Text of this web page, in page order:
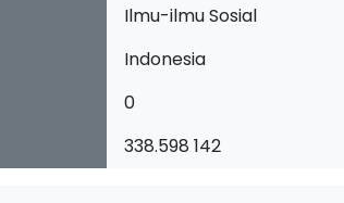
Ilmu-ilmu Sosial
Indonesia
0
338.598 142